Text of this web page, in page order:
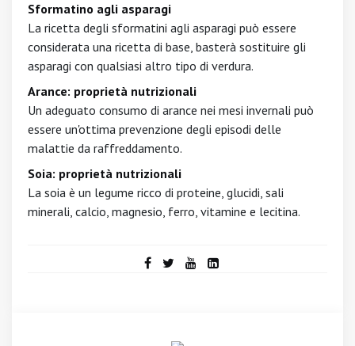
Sformatino agli asparagi
La ricetta degli sformatini agli asparagi può essere
considerata una ricetta di base, basterà sostituire gli
asparagi con qualsiasi altro tipo di verdura.
Arance: proprietà nutrizionali
Un adeguato consumo di arance nei mesi invernali può
essere un'ottima prevenzione degli episodi delle
malattie da raffreddamento.
Soia: proprietà nutrizionali
La soia è un legume ricco di proteine, glucidi, sali
minerali, calcio, magnesio, ferro, vitamine e lecitina.